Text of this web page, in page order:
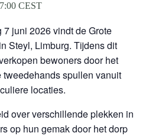
CEST
juni 2026 vindt de Grote
Steyl, Limburg. Tijdens dit
bewoners door het
spullen vanuit
locaties.
over verschillende plekken in
op hun gemak door het dorp